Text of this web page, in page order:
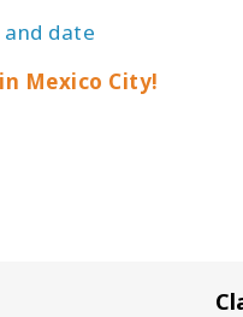
date
Mexico City!